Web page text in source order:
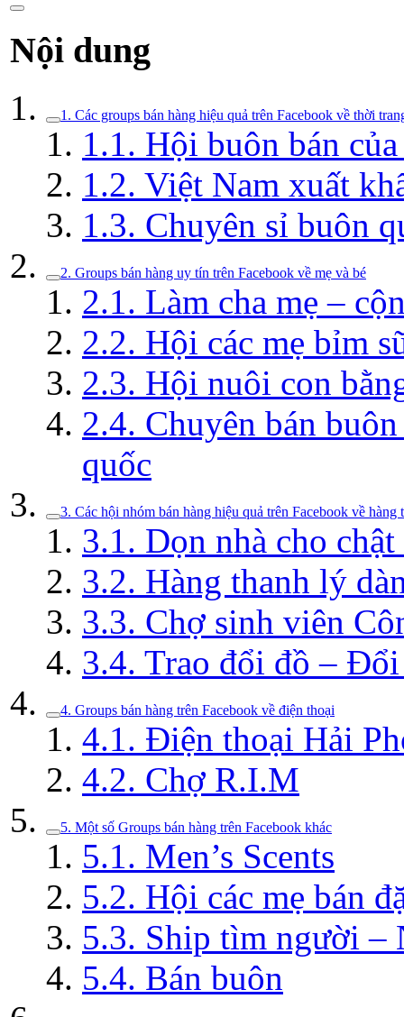
Nội dung
1. Các groups bán hàng hiệu quả trên Facebook về thời
1.1. Hội buôn bán
1.2. Việt Nam xuất
1.3. Chuyên sỉ buôn
2. Groups bán hàng uy tín trên Facebook về mẹ và bé
2.1. Làm cha mẹ –
2.2. Hội các mẹ bỉm
2.3. Hội nuôi con
2.4. Chuyên bán
quốc
3. Các hội nhóm bán hàng hiệu quả trên Facebook về hàng
3.1. Dọn nhà cho
3.2. Hàng thanh lý
3.3. Chợ sinh viên
3.4. Trao đổi đồ –
4. Groups bán hàng trên Facebook về điện thoại
4.1. Điện thoại Hải
4.2. Chợ R.I.M
5. Một số Groups bán hàng trên Facebook khác
5.1. Men’s Scents
5.2. Hội các mẹ bán
5.3. Ship tìm người –
5.4. Bán buôn